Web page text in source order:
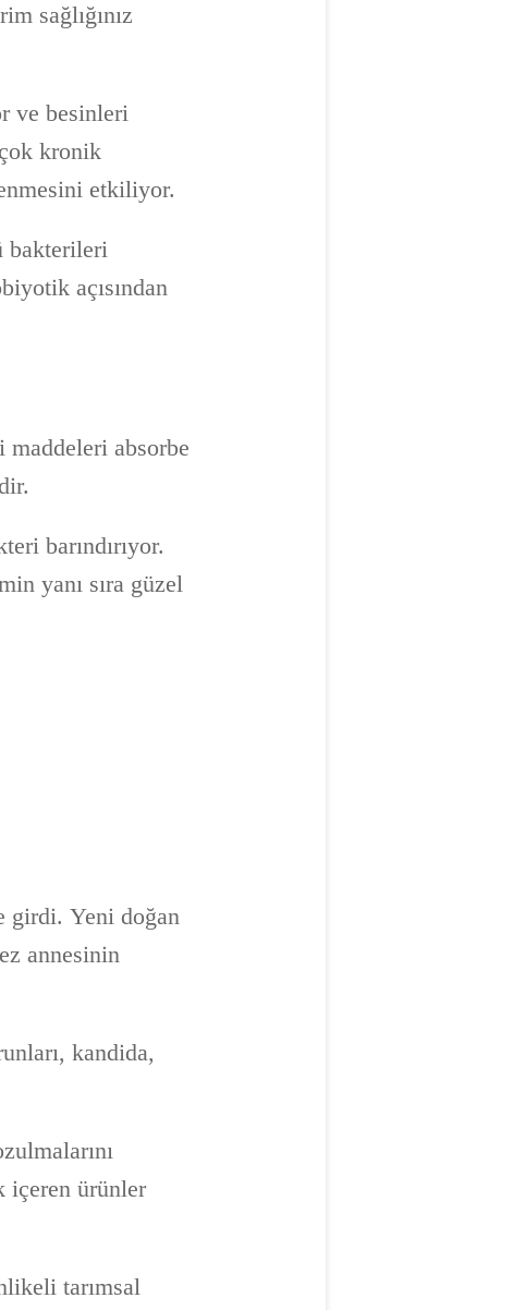
sağlığınız
ve besinleri
kronik
etkiliyor.
bakterileri
açısından
absorbe
barındırıyor.
yanı sıra güzel
girdi. Yeni doğan
annesinin
kandida,
içeren ürünler
tarımsal